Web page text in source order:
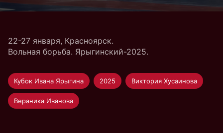
22-27 января, Красноярск.
Вольная борьба. Ярыгинский-2025.
Кубок Ивана Ярыгина 2025 Виктория Хусаинова
Вераника Иванова